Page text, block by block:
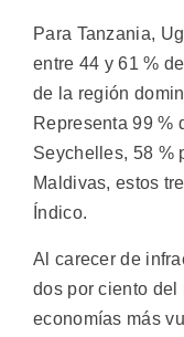
Para Tanzania,
entre 44 y 61 %
de la región
Representa 99 %
Seychelles, 58 %
Maldivas, estos
Índico.
Al carecer de
dos por ciento del
economías más